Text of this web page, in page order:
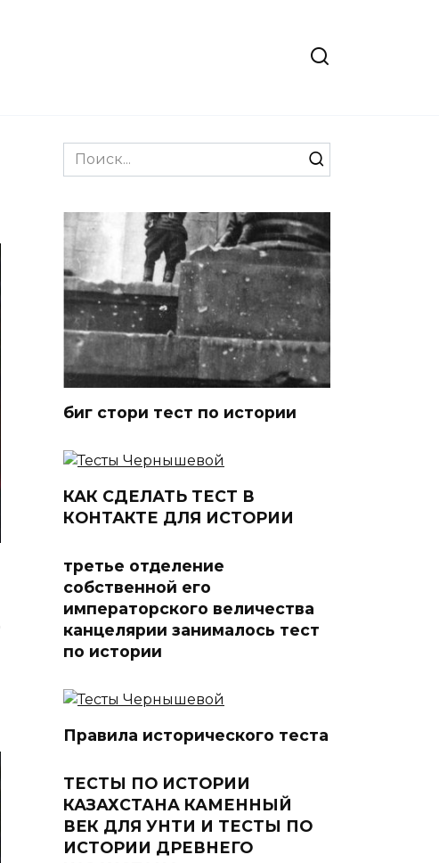
Search
for:
биг стори тест по истории
КАК СДЕЛАТЬ ТЕСТ В
КОНТАКТЕ ДЛЯ ИСТОРИИ
третье отделение
собственной его
императорского величества
канцелярии занималось тест
по истории
Правила исторического теста
ТЕСТЫ ПО ИСТОРИИ
КАЗАХСТАНА КАМЕННЫЙ
ВЕК ДЛЯ УНТИ И ТЕСТЫ ПО
ИСТОРИИ ДРЕВНЕГО